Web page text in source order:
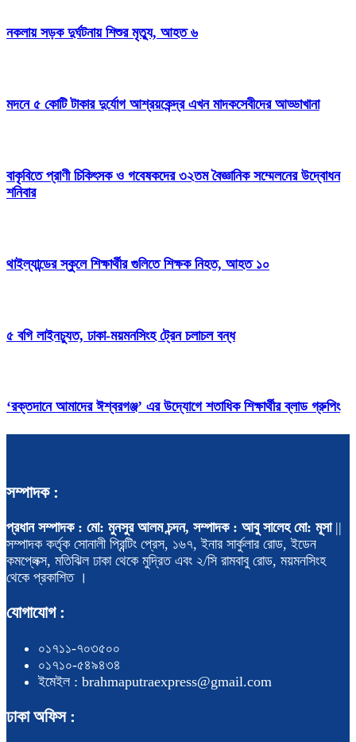
নকলায় সড়ক দুর্ঘটনায় শিশুর মৃত্যু, আহত ৬
মদনে ৫ কোটি টাকার দুর্যোগ আশ্রয়কেন্দ্র এখন মাদকসেবীদের আড্ডাখানা
বাকৃবিতে প্রাণী চিকিৎসক ও গবেষকদের ৩২তম বৈজ্ঞানিক সম্মেলনের উদ্বোধন
শনিবার
থাইল্যান্ডের স্কুলে শিক্ষার্থীর গুলিতে শিক্ষক নিহত, আহত ১০
৫ বগি লাইনচ্যুত, ঢাকা-ময়মনসিংহ ট্রেন চলাচল বন্ধ
‘রক্তদানে আমাদের ঈশ্বরগঞ্জ’ এর উদ্যোগে শতাধিক শিক্ষার্থীর ব্লাড গ্রুপিং
সম্পাদক :
প্রধান সম্পাদক : মো: মুনসুর আলম চন্দন, সম্পাদক : আবু সালেহ মো: মূসা||
সম্পাদক কর্তৃক সোনালী প্রিন্টিং প্রেস, ১৬৭, ইনার সার্কুলার রোড, ইডেন
কমপ্লেক্স, মতিঝিল ঢাকা থেকে মুদ্রিত এবং ২/সি রামবাবু রোড, ময়মনসিংহ
থেকে প্রকাশিত ।
যোগাযোগ :
০১৭১১-৭০৩৫০০
০১৭১০-৫৪৯৪৩৪
ইমেইল : brahmaputraexpress@gmail.com
ঢাকা অফিস :